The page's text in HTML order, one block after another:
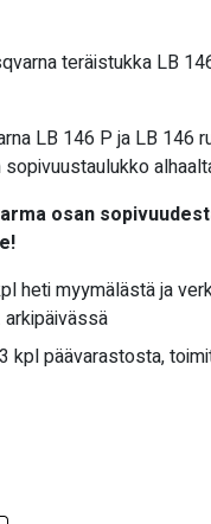
teräistukka LB
LB 146 P ja LB 146
osan
heti myymälästä ja
kpl päävarastosta,